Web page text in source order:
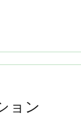
ョン